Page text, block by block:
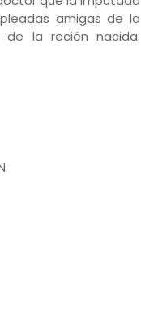
amigas de la
la recién nacida.